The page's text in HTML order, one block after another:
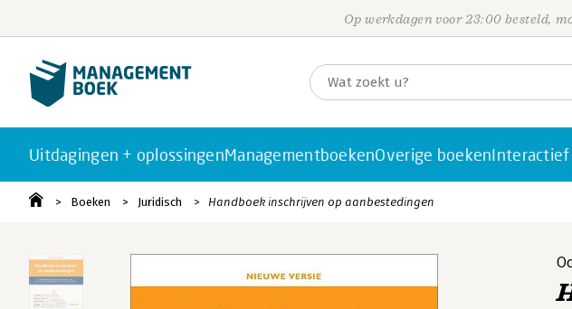
Op werkdagen voor 23:00 besteld,
Uitdagingen + oplossingenManagementboekenOverige boekenInteractief
Boeken Juridisch Handboek inschrijven op aanbestedingen